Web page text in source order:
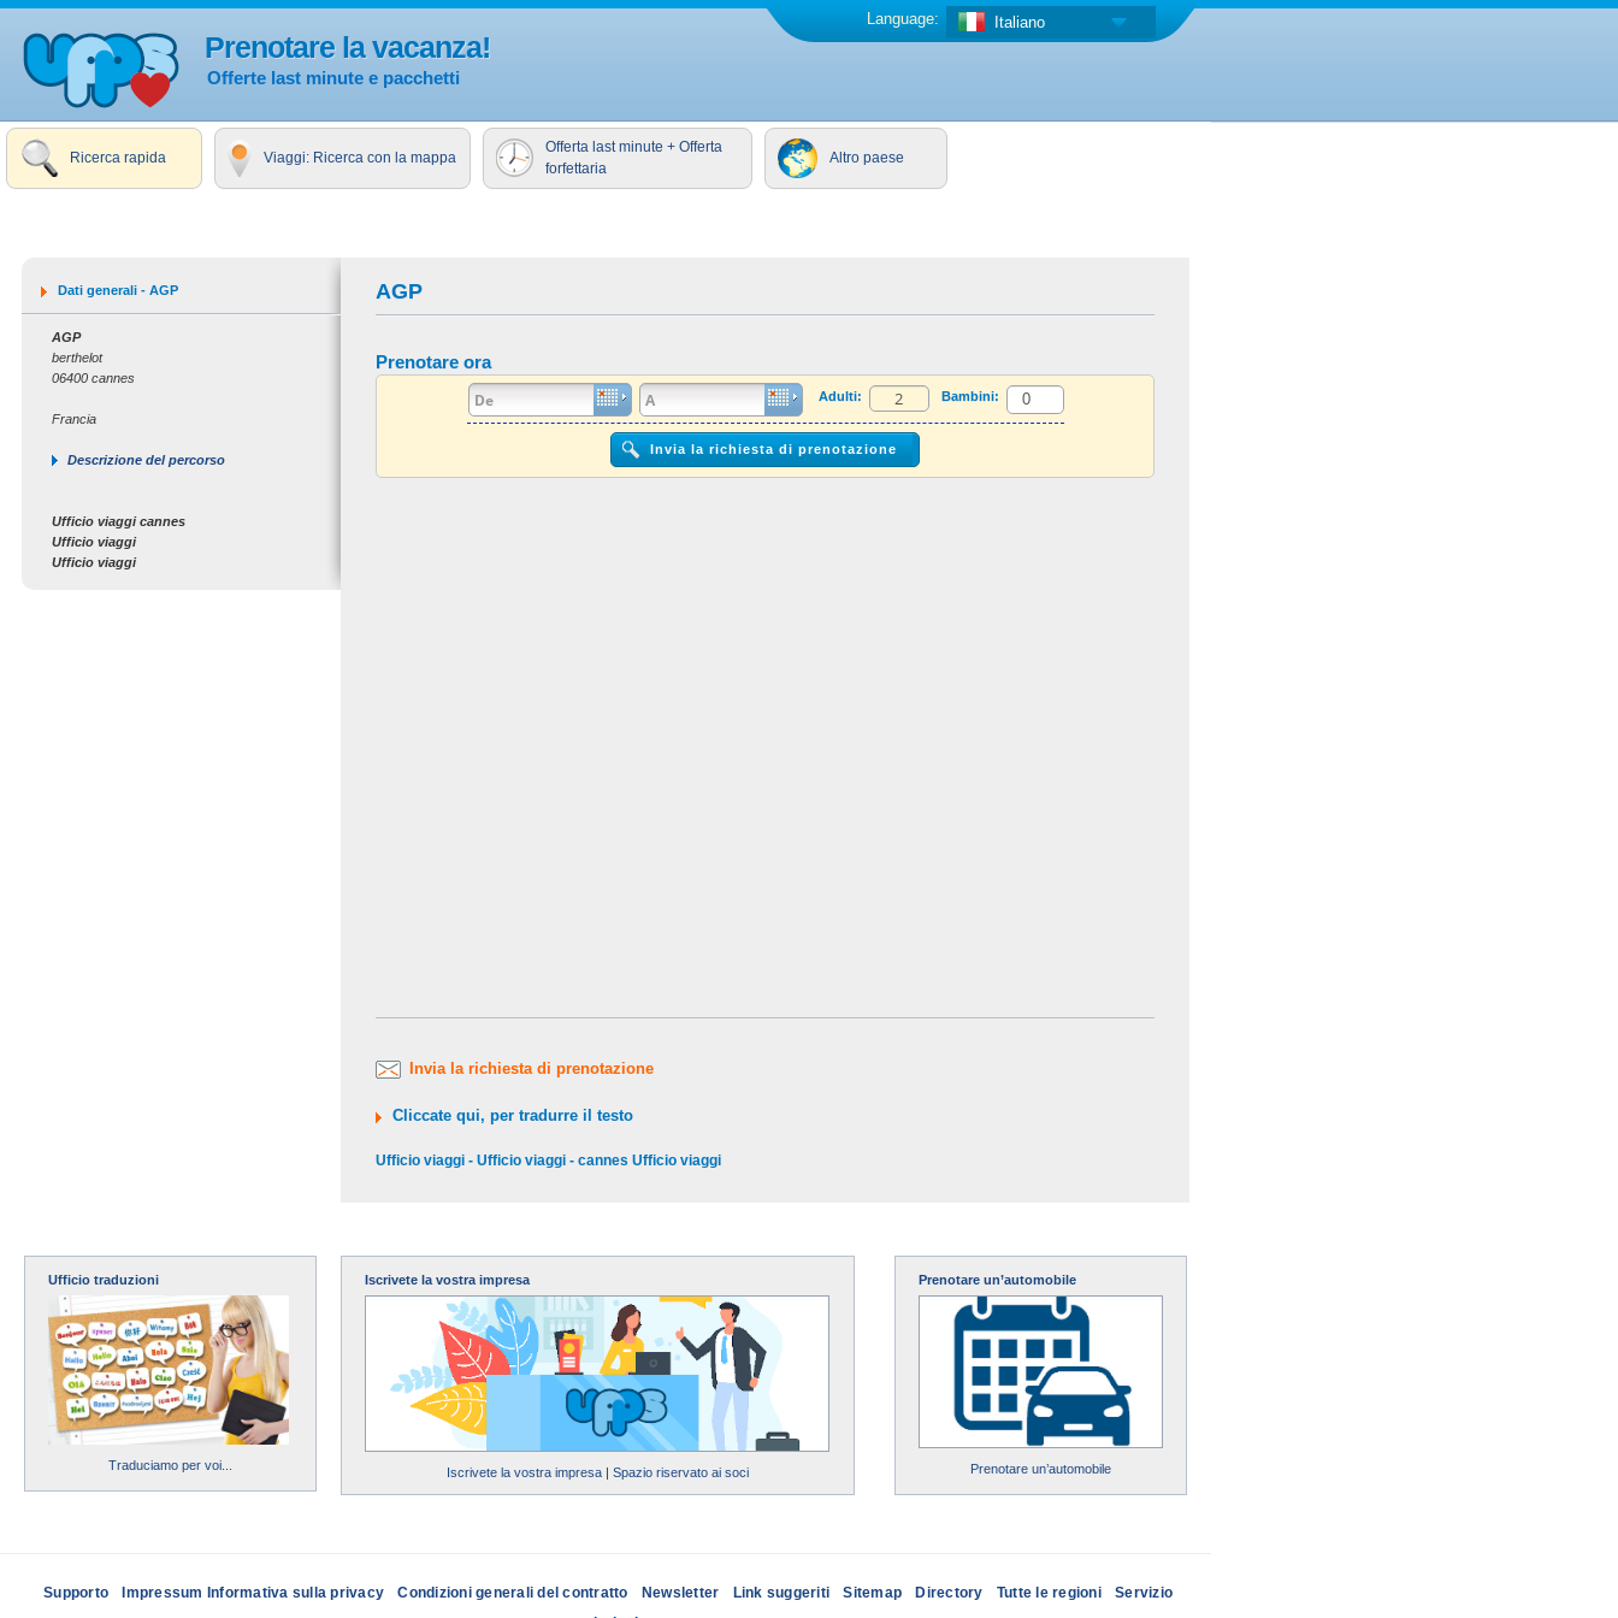
Prenotare la vacanza!
Offerte last minute e pacchetti
Italiano
Language:
Ricerca rapida Viaggi: Ricerca con la mappa
Offerta last minute + Offerta
forfettaria
Altro paese
AGP
Prenotare ora
Adulti: Bambini:
Invia la richiesta di prenotazione
Cliccate qui, per tradurre il testo
Ufficio viaggi - Ufficio viaggi - cannes Ufficio viaggi
Dati generali - AGP
AGP
berthelot
06400 cannes
Francia
Descrizione del percorso
Ufficio viaggi cannes
Ufficio viaggi
Ufficio viaggi
Ufficio traduzioni
Traduciamo per voi...
Iscrivete la vostra impresa
Iscrivete la vostra impresa| Spazio riservato ai soci
Prenotare un’automobile
Prenotare un’automobile
Supporto Impressum Informativa sulla privacy Condizioni generali del contratto Newsletter Link suggeriti Sitemap Directory Tutte le regioni
Servizio